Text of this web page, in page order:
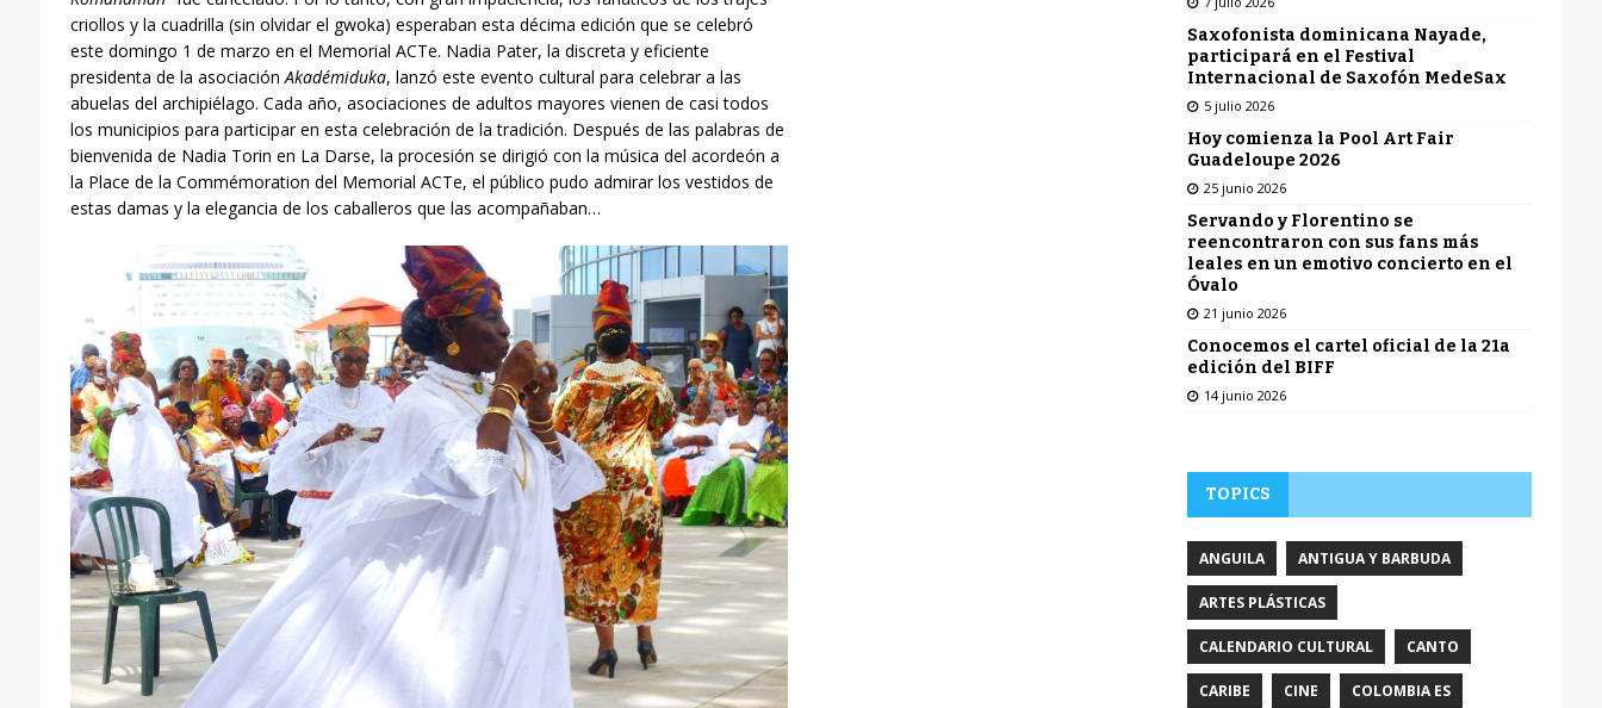
criollos y la cuadrilla (sin olvidar el gwoka) esperaban esta décima edición que se celebró
este domingo 1 de marzo en el Memorial ACTe. Nadia Pater, la discreta y eficiente
presidenta de la asociaciónAkadémiduka, lanzó este evento cultural para celebrar a las
abuelas del archipiélago. Cada año, asociaciones de adultos mayores vienen de casi todos
los municipios para participar en esta celebración de la tradición. Después de las palabras de
bienvenida de Nadia Torin en La Darse, la procesión se dirigió con la música del acordeón a
la Place de la Commémoration del Memorial ACTe, el público pudo admirar los vestidos de
estas damas y la elegancia de los caballeros que las acompañaban…
Saxofonista dominicana Nayade,
participará en el Festival
Internacional de Saxofón MedeSax
5 julio 2026
Hoy comienza la Pool Art Fair
Guadeloupe 2026
25 junio 2026
Servando y Florentino se
reencontraron con sus fans más
leales en un emotivo concierto en el
Óvalo
21 junio 2026
Conocemos el cartel oficial de la 21a
edición del BIFF
14 junio 2026
TOPICS
ANGUILA ANTIGUA Y BARBUDA
ARTES PLÁSTICAS
CALENDARIO CULTURAL CANTO
CARIBE CINE COLOMBIA ES